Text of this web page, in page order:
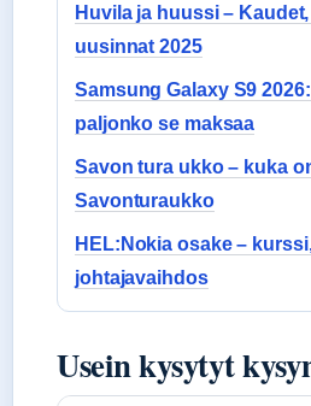
Huvila ja huussi –
uusinnat 2025
Samsung Galaxy S9
paljonko se maksaa
Savon tura ukko – kuka
Savonturaukko
HEL:Nokia osake –
johtajavaihdos
Usein kysytyt